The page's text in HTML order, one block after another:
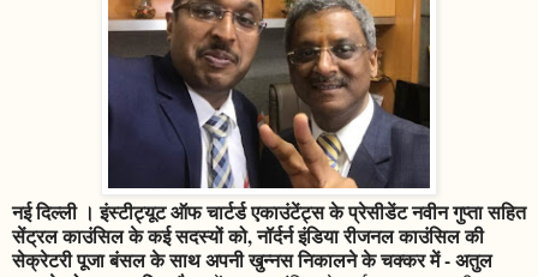
नई दिल्ली । इंस्टीट्यूट ऑफ चार्टर्ड एकाउंटेंट्स के प्रेसीडेंट नवीन गुप्ता सहित
सेंट्रल काउंसिल के कई सदस्यों को, नॉर्दर्न इंडिया रीजनल काउंसिल की
सेक्रेटरी पूजा बंसल के साथ अपनी खुन्नस निकालने के चक्कर में - अतुल